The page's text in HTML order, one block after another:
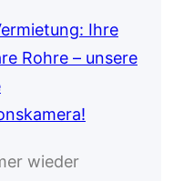
wieder